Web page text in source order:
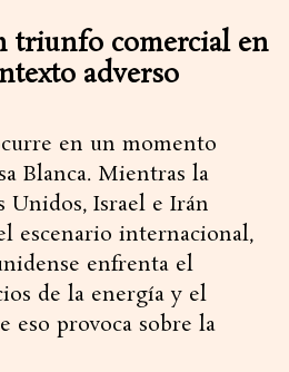
triunfo comercial en
adverso
en un momento
Blanca. Mientras la
Unidos, Israel e Irán
escenario internacional,
enfrenta el
de la energía y el
eso provoca sobre la